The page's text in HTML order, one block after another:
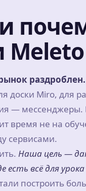
Meleto
раздроблен.
доски Miro, для
— мессенджеры.
время не на
сервисами.
Наша цель —
есть всё для
построить